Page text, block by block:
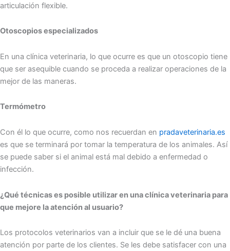
articulación flexible.
Otoscopios especializados
En una clínica veterinaria, lo que ocurre es que un otoscopio tiene
que ser asequible cuando se proceda a realizar operaciones de la
mejor de las maneras.
Termómetro
Con él lo que ocurre, como nos recuerdan en pradaveterinaria.es
es que se terminará por tomar la temperatura de los animales. Así
se puede saber si el animal está mal debido a enfermedad o
infección.
¿Qué técnicas es posible utilizar en una clínica veterinaria para
que mejore la atención al usuario?
Los protocolos veterinarios van a incluir que se le dé una buena
atención por parte de los clientes. Se les debe satisfacer con una